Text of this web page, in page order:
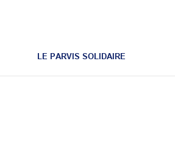
LE PARVIS SOLIDAIRE